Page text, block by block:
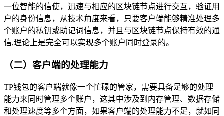
一位智能的信使，迅速与相应的区块链节点进行交互，验证用
户的身份信息，从技术角度来看，只要客户端能够精准处理多
个账户的私钥或助记词信息，并且与区块链节点保持有效的通
信,理论上是完全可以实现多个账户同时登录的。
（二）客户端的处理能力
TP钱包的客户端就像一个忙碌的管家，需要具备足够的处理
能力来同时管理多个账户，这其中涉及到内存管理、数据存储
和处理速度等多个方面，如果客户端的处理能力不足，就如同